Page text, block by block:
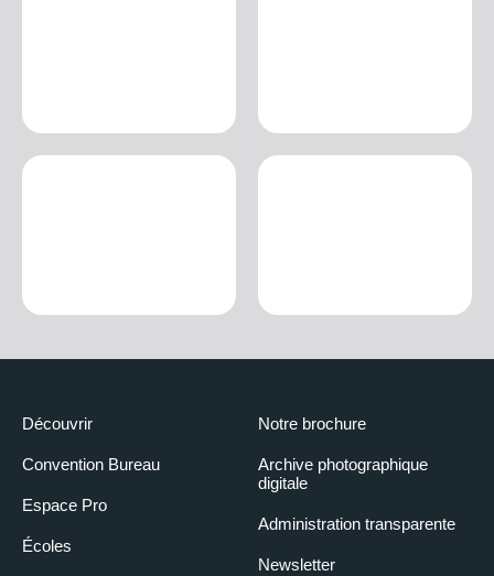
Découvrir
Convention Bureau
Espace Pro
Écoles
Notre brochure
Archive photographique
digitale
Administration transparente
Newsletter